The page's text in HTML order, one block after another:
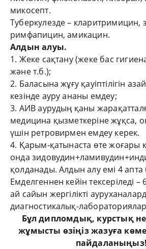
микосепт.
Туберкулезде – кларитримицин,
римфапицин, амикацин.
Алдын алуы.
1. Жеке сақтану (жеке бас
және т.б.);
2. Баласына жұғу қауіптілігін
кезінде ауру ананы емдеу;
3. АИВ аурудың қаны
медицина қызметкеріне жұқса,
үшін ретровирмен емдеу керек.
4. Қарым-қатынаста өте жоғары
онда
қолданады. Алдын алу емі 4 апта
Емделгеннен кейін тексеріледі –
ай сайын жергілікті
диагностикалық-
Бұлдипломдық, курстық
жұмысты өзіңіз жазуға